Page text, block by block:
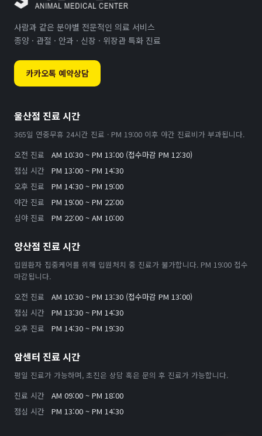
사람과 같은 분야별 전문적인 의료 서비스
종양 · 관절 · 안과 · 신장 · 위장관 특화 진료
카카오톡 예약상담
울산점 진료 시간
365일 연중무휴 24시간 진료 · PM 19:00 이후 야간 진료비가 부과됩니다.
오전 진료
AM 10:30 ~ PM 13:00 (접수마감 PM 12:30)
점심 시간
PM 13:00 ~ PM 14:30
오후 진료
PM 14:30 ~ PM 19:00
야간 진료
PM 19:00 ~ PM 22:00
심야 진료
PM 22:00 ~ AM 10:00
양산점 진료 시간
입원환자 집중케어를 위해 입원처치 중 진료가 불가합니다. PM 19:00 접수
마감됩니다.
오전 진료
AM 10:30 ~ PM 13:30 (접수마감 PM 13:00)
점심 시간
PM 13:30 ~ PM 14:30
오후 진료
PM 14:30 ~ PM 19:30
암센터 진료 시간
평일 진료가 가능하며, 초진은 상담 혹은 문의 후 진료가 가능합니다.
진료 시간
AM 09:00 ~ PM 18:00
점심 시간
PM 13:00 ~ PM 14:30